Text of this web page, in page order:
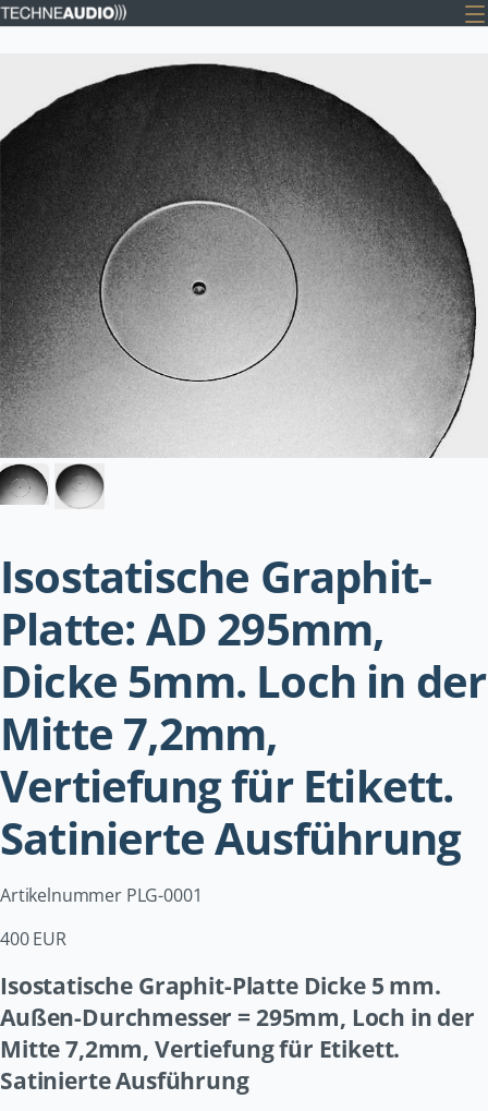
Isostatische Graphit-
Platte: AD 295mm,
Dicke 5mm. Loch in der
Mitte 7,2mm,
Vertiefung für Etikett.
Satinierte Ausführung
Artikelnummer PLG-0001
400 EUR
Isostatische Graphit-Platte Dicke 5 mm.
Außen-Durchmesser = 295mm, Loch in der
Mitte 7,2mm, Vertiefung für Etikett.
Satinierte Ausführung